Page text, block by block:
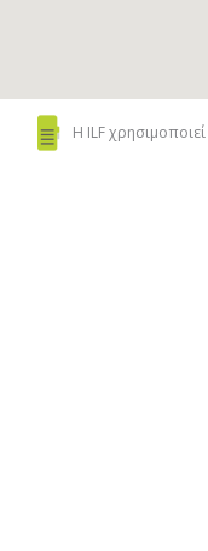
Η ILF χρησιμοποιεί